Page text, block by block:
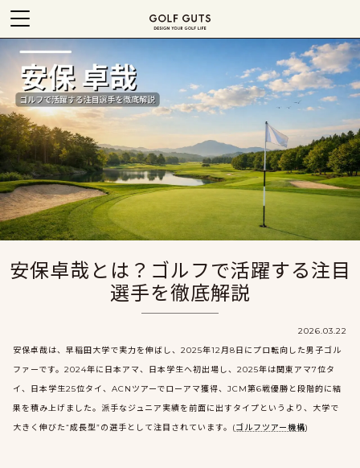
安保卓哉とは？ゴルフで活躍する注目
選手を徹底解説
2026.03.22
安保卓哉は、早稲田大学で実力を伸ばし、2025年12月8日にプロ転向した男子ゴル
ファーです。2024年に日本アマ、日本学生へ初出場し、2025年は関東アマ7位タ
イ、日本学生25位タイ、ACNツアーでローアマ獲得、JCM第6戦優勝と段階的に結
果を積み上げました。派手なジュニア実績を前面に出すタイプというより、大学で
大きく伸びた“成長型”の選手として注目されています。(ゴルフツアー機構)